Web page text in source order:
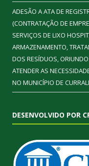
ADESÃO A ATA DE
(CONTRATAÇÃO DE
SERVIÇOS DE LIXO
ARMAZENAMENTO,
DOS RESÍDUOS,
ATENDER AS
NO MUNICÍPIO DE
DESENVOLVIDO POR